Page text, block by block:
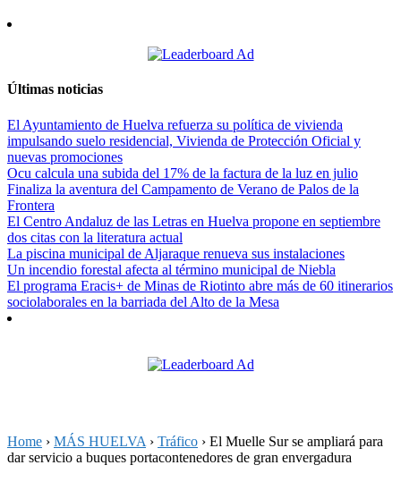
Últimas noticias
El Ayuntamiento de Huelva refuerza su política de vivienda
impulsando suelo residencial, Vivienda de Protección Oficial y
nuevas promociones
Ocu calcula una subida del 17% de la factura de la luz en julio
Finaliza la aventura del Campamento de Verano de Palos de la
Frontera
El Centro Andaluz de las Letras en Huelva propone en septiembre
dos citas con la literatura actual
La piscina municipal de Aljaraque renueva sus instalaciones
Un incendio forestal afecta al término municipal de Niebla
El programa Eracis+ de Minas de Riotinto abre más de 60 itinerarios
sociolaborales en la barriada del Alto de la Mesa
Home › MÁS HUELVA › Tráfico › El Muelle Sur se ampliará para
dar servicio a buques portacontenedores de gran envergadura